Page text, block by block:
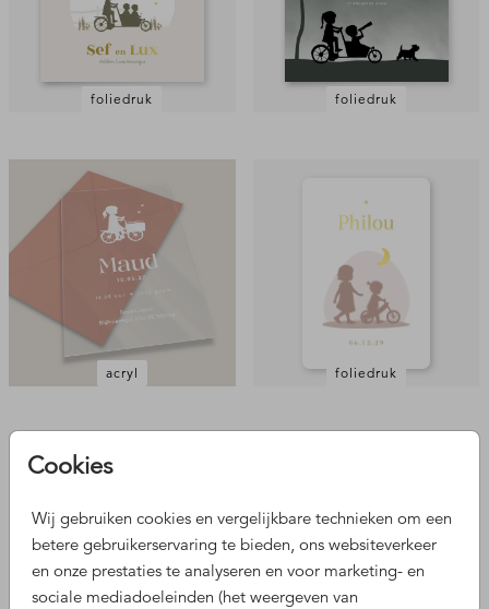
Cookies
Wij gebruiken cookies en vergelijkbare technieken om een
betere gebruikerservaring te bieden, ons websiteverkeer
en onze prestaties te analyseren en voor marketing- en
sociale mediadoeleinden (het weergeven van
foliedruk foliedruk
acryl foliedruk